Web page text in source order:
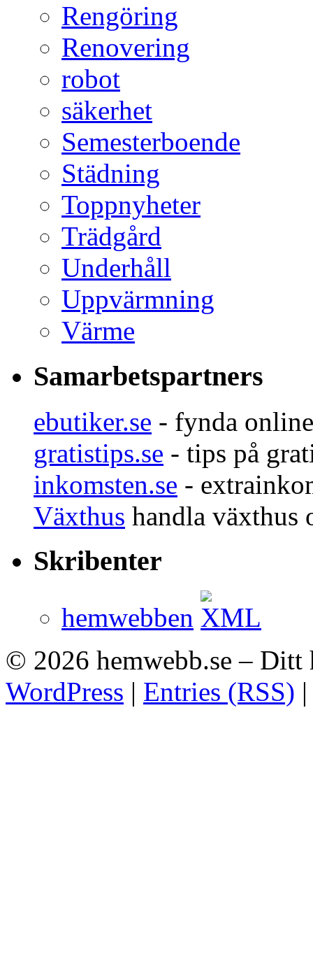
Rengöring
Renovering
robot
säkerhet
Semesterboende
Städning
Toppnyheter
Trädgård
Underhåll
Uppvärmning
Värme
Samarbetspartners
ebutiker.se - fynda online
gratistips.se - tips på
inkomsten.se -
Växthus handla växthus
Skribenter
hemwebben
© 2026 hemwebb.se – Ditt
WordPress | Entries (RSS)